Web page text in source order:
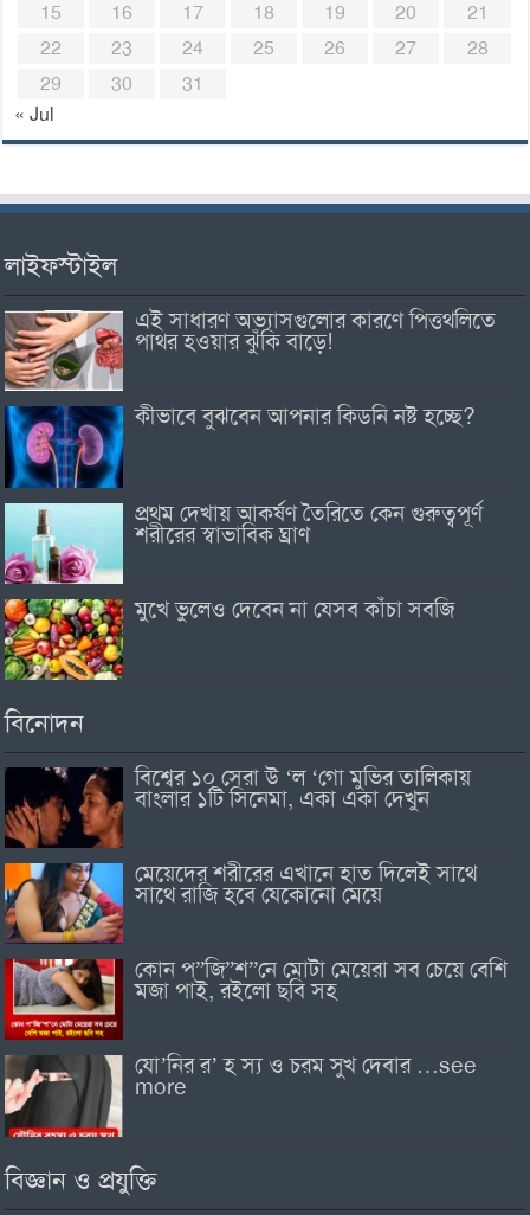
15
16 17 18 19 20
21
22
23 24 25 26 27
28
29
30
31
« Jul
লাইফস্টাইল
এই সাধারণ অভ্যাসগুলোর কারণে পিত্তথলিতে
পাথর হওয়ার ঝুঁকি বাড়ে!
কীভাবে বুঝবেন আপনার কিডনি নষ্ট হচ্ছে?
প্রথম দেখায় আকর্ষণ তৈরিতে কেন গুরুত্বপূর্ণ
শরীরের স্বাভাবিক ঘ্রাণ
মুখে ভুলেও দেবেন না যেসব কাঁচা সবজি
বিনোদন
বিশ্বের ১০ সেরা উ ‘ল ‘গো মুভির তালিকায়
বাংলার ১টি সিনেমা, একা একা দেখুন
মেয়েদের শরীরের এখানে হাত দিলেই সাথে
সাথে রাজি হবে যেকোনো মেয়ে
কোন প”জি”শ”নে মোটা মেয়েরা সব চেয়ে বেশি
মজা পাই, রইলো ছবি সহ
যো’নির র’ হ স্য ও চরম সুখ দেবার …see
more
বিজ্ঞান ও প্রযুক্তি